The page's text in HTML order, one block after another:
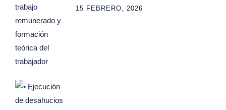
15 FEBRERO, 2026